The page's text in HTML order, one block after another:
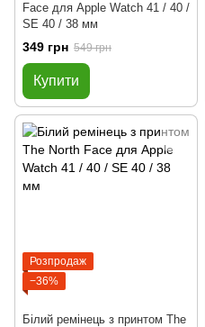
Face для Apple Watch 41 / 40 /
SE 40 / 38 мм
349 грн 549 грн
Купити
Розпродаж
−36%
Білий ремінець з принтом The